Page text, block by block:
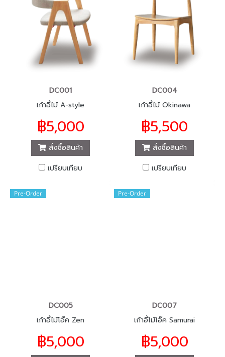
DC001
เก้าอี้ไม้ A-style
฿5,000
สั่งซื้อสินค้า
เปรียบเทียบ
DC004
เก้าอี้ไม้ Okinawa
฿5,500
สั่งซื้อสินค้า
เปรียบเทียบ
Pre-Order
DC005
เก้าอี้ไม้โอ๊ค Zen
฿5,000
Pre-Order
DC007
เก้าอี้ไม้โอ๊ค Samurai
฿5,000